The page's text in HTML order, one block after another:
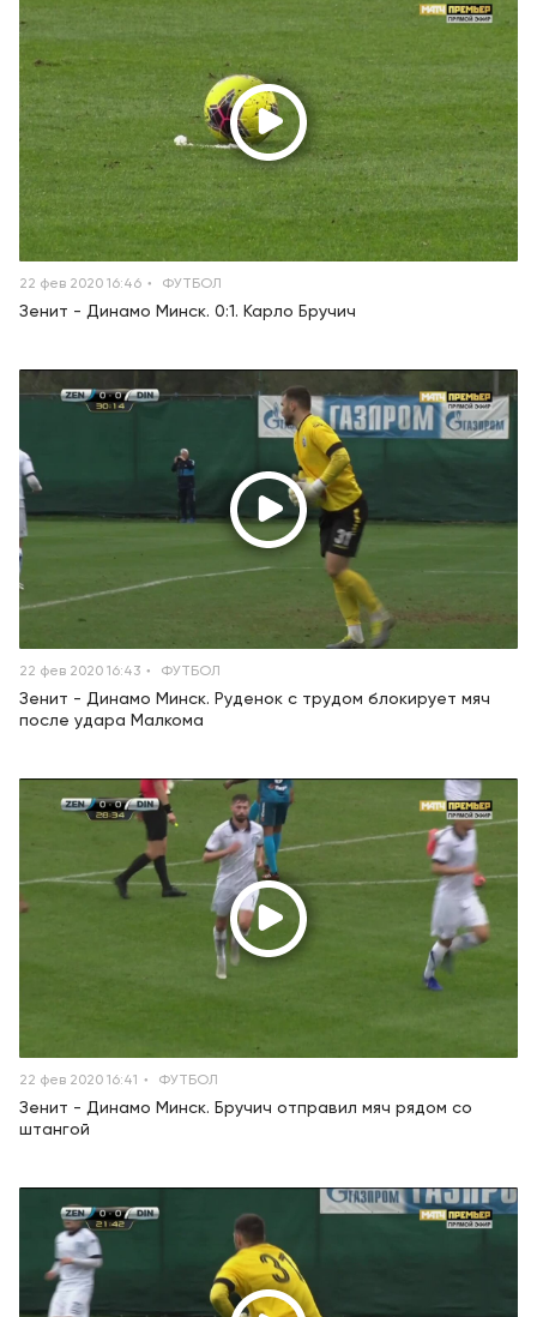
22 фев 2020 16:46 ФУТБОЛ
Зенит - Динамо Минск. 0:1. Карло Бручич
22 фев 2020 16:43 ФУТБОЛ
Зенит - Динамо Минск. Руденок с трудом блокирует мяч
после удара Малкома
22 фев 2020 16:41 ФУТБОЛ
Зенит - Динамо Минск. Бручич отправил мяч рядом со
штангой